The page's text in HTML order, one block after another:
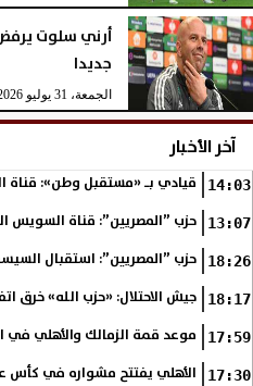
أرني سلوت
جديدا
الجمعة، 31 يوليو 2026
آخر الأخبار
14:03 قيادي بـ «مستقبل وطن»: قناة
13:07 حزب ”المصريين”: قناة السويس
18:26 حزب ”المصريين”: استقبال
18:17 جيش الاحتلال: «حزب الله» خرق
17:59 موعد قمة الزمالك والأهلي في
17:30 الأهلي يفتتح مشواره في كأس